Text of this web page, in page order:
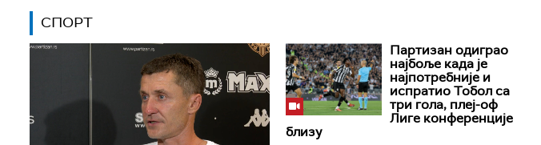
СПОРТ
Партизан одиграо
најбоље када је
најпотребније и
испратио Тобол са
три гола, плеј-оф
Лиге конференције
близу